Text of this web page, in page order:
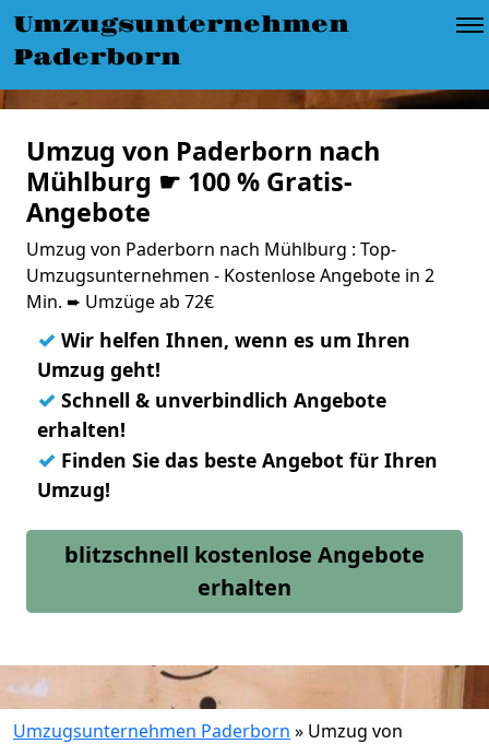
Umzugsunternehmen
Paderborn
Umzug von Paderborn nach
Mühlburg ☛ 100 % Gratis-
Angebote
Umzug von Paderborn nach Mühlburg : Top-
Umzugsunternehmen - Kostenlose Angebote in 2
Min. ➨ Umzüge ab 72€
✓ Wir helfen Ihnen, wenn es um Ihren
Umzug geht!
✓ Schnell & unverbindlich Angebote
erhalten!
✓ Finden Sie das beste Angebot für Ihren
Umzug!
blitzschnell kostenlose Angebote
erhalten
Umzugsunternehmen Paderborn » Umzug von